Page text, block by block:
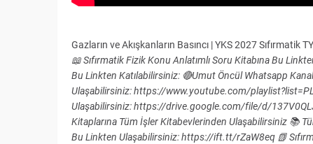
Gazların ve Akışkanların Basıncı | YKS 2027 Sıfırmatik
📖 Sıfırmatik Fizik Konu Anlatımlı Soru Kitabına Bu
Bu Linkten Katılabilirsiniz: 🔴Umut Öncül Whatsapp
Ulaşabilirsiniz: https://www.youtube.com/
Ulaşabilirsiniz: https://drive.google.com/file/d/
Kitaplarına Tüm İşler Kitabevlerinden Ulaşabilirsiniz 📚
Bu Linkten Ulaşabilirsiniz: https://ift.tt/rZaW8eq 📗